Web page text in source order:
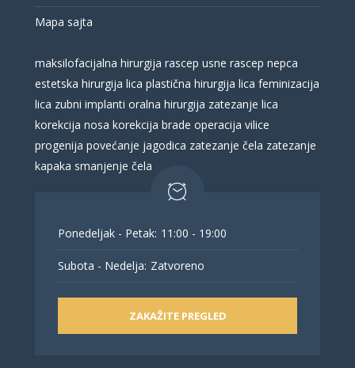
Mapa sajta
maksilofacijalna hirurgija rascep usne rascep nepca
estetska hirurgija lica plastična hirurgija lica feminizacija
lica zubni implanti oralna hirurgija zatezanje lica
korekcija nosa korekcija brade operacija vilice
progenija povećanje jagodica zatezanje čela zatezanje
kapaka smanjenje čela
Ponedeljak - Petak: 11:00 - 19:00
Subota - Nedelja: Zatvoreno
ZAKAŽITE PREGLED